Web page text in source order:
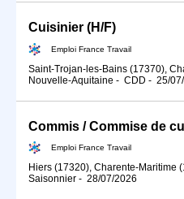
Cuisinier (H/F)
Emploi France Travail
Saint-Trojan-les-Bains (17370),
Nouvelle-Aquitaine - CDD - 25/
Commis / Commise de
Emploi France Travail
Hiers (17320), Charente-Maritime
Saisonnier - 28/07/2026